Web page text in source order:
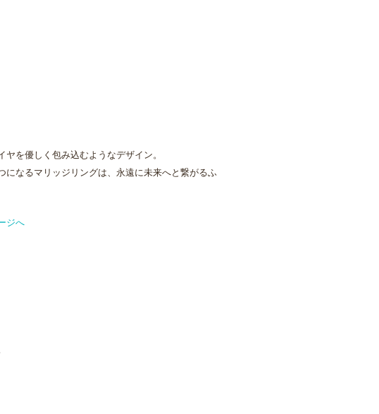
を優しく包み込むようなデザイン。
なるマリッジリングは、永遠に未来へと繋がるふ
ジへ